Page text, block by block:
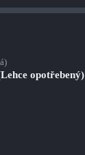
opotřebený)